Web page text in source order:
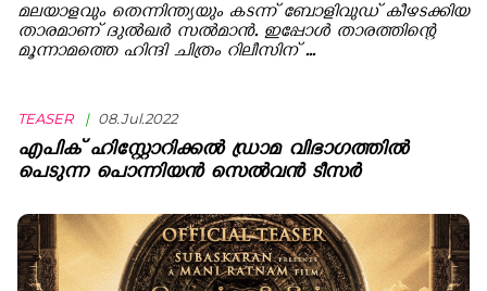
മലയാളവും തെന്നിന്ത്യയും കടന്ന് ബോളിവുഡ് കീഴടക്കിയ
താരമാണ് ദുൽഖർ സൽമാൻ. ഇപ്പോൾ താരത്തിന്റെ
മൂന്നാമത്തെ ഹിന്ദി ചിത്രം റിലീസിന് ...
TEASER | 08.Jul.2022
എപിക് ഹിസ്റ്റോറിക്കല്‍ ഡ്രാമ വിഭാഗത്തില്‍
പെടുന്ന പൊന്നിയന്‍ സെല്‍വന്‍ ടീസര്‍